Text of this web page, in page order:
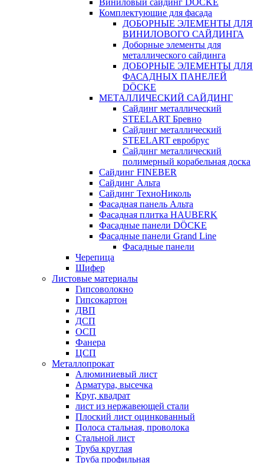
Виниловый сайдинг DÖCKE
Комплектующие для фасада
ДОБОРНЫЕ ЭЛЕМЕНТЫ ДЛЯ
ВИНИЛОВОГО САЙДИНГА
Доборные элементы для
металлического сайдинга
ДОБОРНЫЕ ЭЛЕМЕНТЫ ДЛЯ
ФАСАДНЫХ ПАНЕЛЕЙ
DÖCKE
МЕТАЛЛИЧЕСКИЙ САЙДИНГ
Сайдинг металлический
STEELART Бревно
Сайдинг металлический
STEELART евробрус
Сайдинг металлический
полимерный корабельная доска
Сайдинг FINEBER
Сайдинг Альта
Сайдинг ТехноНиколь
Фасадная панель Альта
Фасадная плитка HAUBERK
Фасадные панели DÖCKE
Фасадные панели Grand Line
Фасадные панели
Черепица
Шифер
Листовые материалы
Гипсоволокно
Гипсокартон
ДВП
ДСП
ОСП
Фанера
ЦСП
Металлопрокат
Алюминиевый лист
Арматура, высечка
Круг, квадрат
лист из нержавеющей стали
Плоский лист оцинкованный
Полоса стальная, проволока
Стальной лист
Труба круглая
Труба профильная